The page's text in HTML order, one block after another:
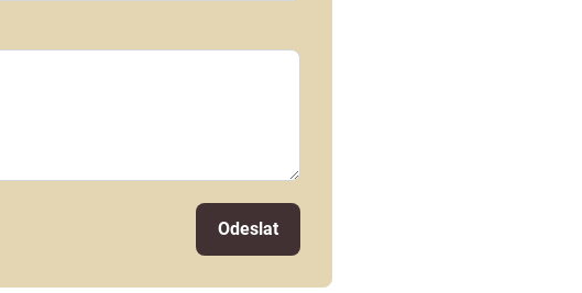
Odeslat